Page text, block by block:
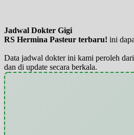
Jadwal Dokter Gigi
RS Hermina Pasteur terbaru! ini
Data jadwal dokter ini kami peroleh
dan di update secara berkala.